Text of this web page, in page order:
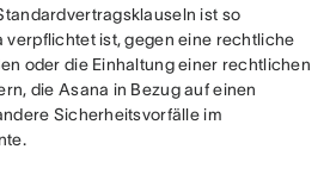
ist so
verpflichtet ist, gegen eine rechtliche
oder die Einhaltung einer rechtlichen
die Asana in Bezug auf einen
Sicherheitsvorfälle im